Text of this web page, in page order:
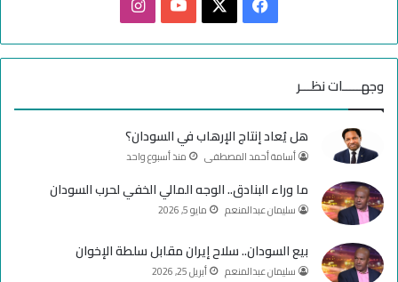
ي
ب
و
ك
X
Y
u
T
u
b
e
ن
ت
ق
م
وجهـــــات نظـــر
هل يُعاد إنتاج الإرهاب في السودان؟
أسامة أحمد المصطفى منذ أسبوع واحد
ما وراء البنادق.. الوجه المالي الخفي لحرب السودان
سليمان عبدالمنعم مايو 5, 2026
بيع السودان.. سلاح إيران مقابل سلطة الإخوان
سليمان عبدالمنعم أبريل 25, 2026